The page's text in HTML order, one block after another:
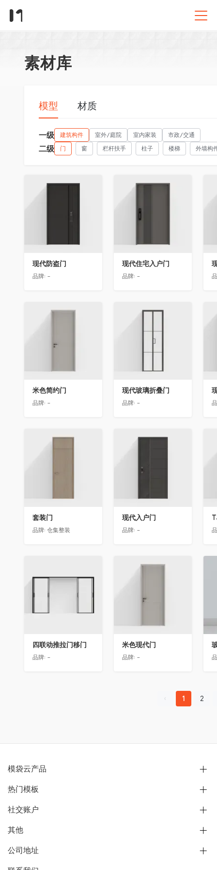
素材库
模型 材质
一级 建筑构件 室外/庭院 室内家装 市政/交通
二级 门 窗 栏杆扶手 柱子 楼梯 外墙构
收藏
现代防盗门
品牌: -
收藏
现代住宅入户门
品牌: -
收藏
米色简约门
品牌: -
收藏
现代玻璃折叠门
品牌: -
收藏
套装门
品牌: 仓集整装
收藏
现代入户门
品牌: -
四联动推拉门移门
品牌: -
收藏
米色现代门
品牌: -
1 2
模袋云产品
别墅设计营销
模型协同展示分享
别墅社区
热门模板
欧式别墅
中式别墅
社交账户
B站
抖音
微信公众号
其他
用户服务协议
隐私政策
公司地址